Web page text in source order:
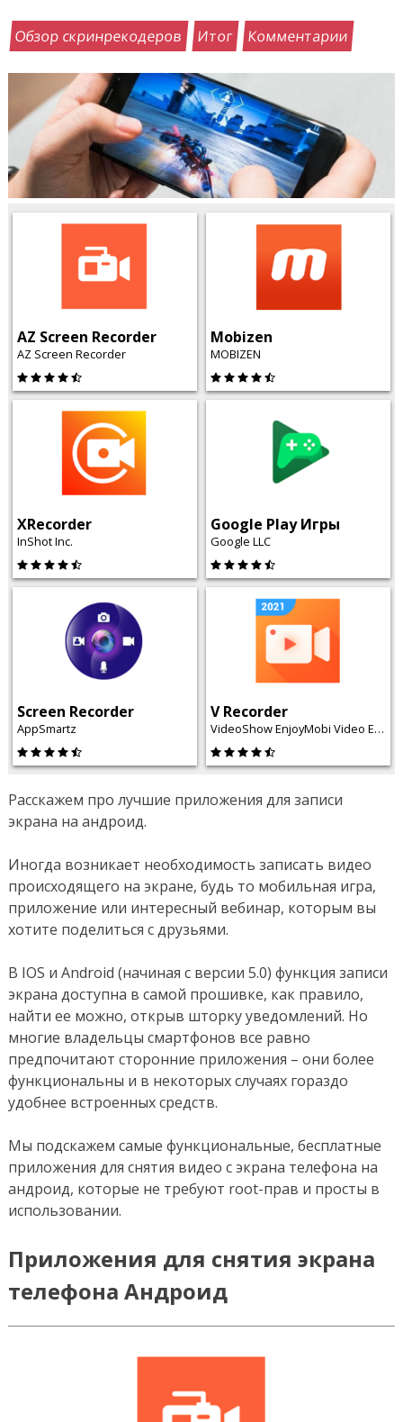
Обзор скринрекодеров Итог Комментарии
AZ Screen Recorder
AZ Screen Recorder
Mobizen
MOBIZEN
XRecorder
InShot Inc.
Google Play Игры
Google LLC
Screen Recorder
AppSmartz
V Recorder
VideoShow EnjoyMobi Video Editor & Video Maker Inc
Расскажем про лучшие приложения для записи
экрана на андроид.
Иногда возникает необходимость записать видео
происходящего на экране, будь то мобильная игра,
приложение или интересный вебинар, которым вы
хотите поделиться с друзьями.
В IOS и Android (начиная с версии 5.0) функция записи
экрана доступна в самой прошивке, как правило,
найти ее можно, открыв шторку уведомлений. Но
многие владельцы смартфонов все равно
предпочитают сторонние приложения – они более
функциональны и в некоторых случаях гораздо
удобнее встроенных средств.
Мы подскажем самые функциональные, бесплатные
приложения для снятия видео с экрана телефона на
андроид, которые не требуют root-прав и просты в
использовании.
Приложения для снятия экрана
телефона Андроид